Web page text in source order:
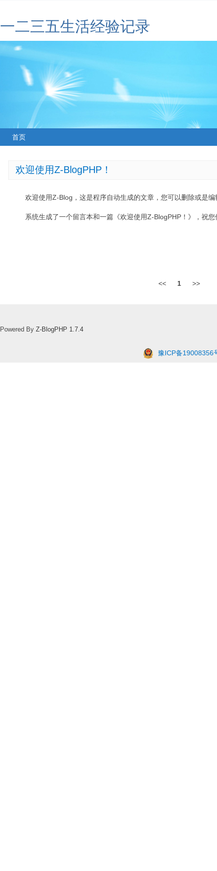
一二三五生活经验记录
首页
欢迎使用Z-BlogPHP！
欢迎使用Z-Blog，这是程序自动生成的文章，您可以删除或是编
系统生成了一个留言本和一篇《欢迎使用Z-BlogPHP！》，祝
<< 1 >>
Powered By Z-BlogPHP 1.7.4
豫ICP备19008356